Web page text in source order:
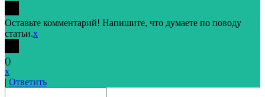
Оставьте комментарий! Напишите, что думаете по поводу
статьи.x
()
x
| Ответить